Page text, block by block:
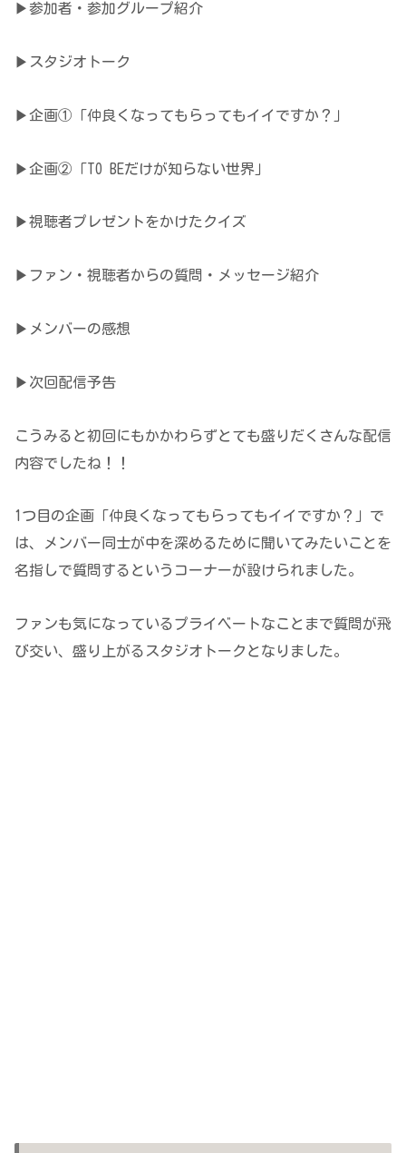
▶参加者・参加グループ紹介
▶スタジオトーク
▶企画①「仲良くなってもらってもイイですか？」
▶企画②「TO BEだけが知らない世界」
▶視聴者プレゼントをかけたクイズ
▶ファン・視聴者からの質問・メッセージ紹介
▶メンバーの感想
▶次回配信予告
こうみると初回にもかかわらずとても盛りだくさんな配信
内容でしたね！！
1つ目の企画「仲良くなってもらってもイイですか？」で
は、メンバー同士が中を深めるために聞いてみたいことを
名指しで質問するというコーナーが設けられました。
ファンも気になっているプライベートなことまで質問が飛
び交い、盛り上がるスタジオトークとなりました。